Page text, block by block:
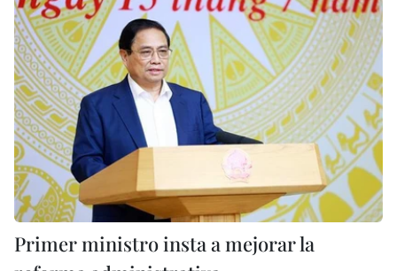
Primer ministro insta a mejorar la